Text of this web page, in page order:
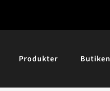
Produkter